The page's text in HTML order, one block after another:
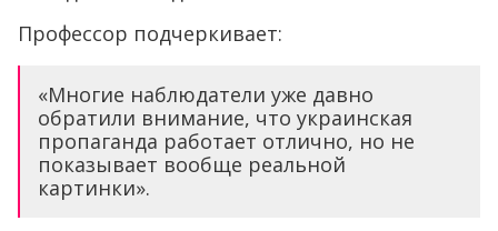
Профессор подчеркивает:
«Многие наблюдатели уже давно
обратили внимание, что украинская
пропаганда работает отлично, но не
показывает вообще реальной
картинки».